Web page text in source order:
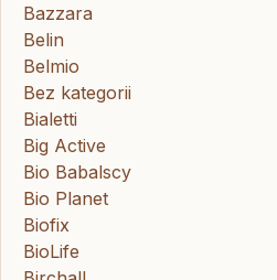
Bazzara
Belin
Belmio
Bez kategorii
Bialetti
Big Active
Bio Babalscy
Bio Planet
Biofix
BioLife